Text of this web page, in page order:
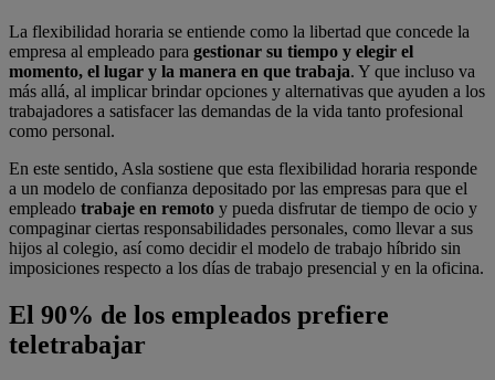
La flexibilidad horaria se entiende como la libertad que concede la
empresa al empleado para gestionar su tiempo y elegir el
momento, el lugar y la manera en que trabaja. Y que incluso va
más allá, al implicar brindar opciones y alternativas que ayuden a los
trabajadores a satisfacer las demandas de la vida tanto profesional
como personal.
En este sentido, Asla sostiene que esta flexibilidad horaria responde
a un modelo de confianza depositado por las empresas para que el
empleado trabaje en remoto y pueda disfrutar de tiempo de ocio y
compaginar ciertas responsabilidades personales, como llevar a sus
hijos al colegio, así como decidir el modelo de trabajo híbrido sin
imposiciones respecto a los días de trabajo presencial y en la oficina.
El 90% de los empleados prefiere
teletrabajar